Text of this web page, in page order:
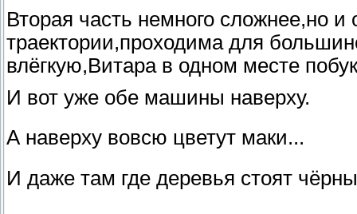
Вторая часть немного сложнее,но
траектории,проходима для
влёгкую,Витара в одном месте
И вот уже обе машины наверху.
А наверху вовсю цветут маки...
И даже там где деревья стоят